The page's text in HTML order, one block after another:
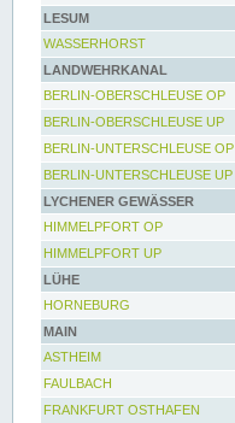
LESUM
WASSERHORST
LANDWEHRKANAL
BERLIN-OBERSCHLEUSE OP
BERLIN-OBERSCHLEUSE UP
BERLIN-UNTERSCHLEUSE OP
BERLIN-UNTERSCHLEUSE UP
LYCHENER GEWÄSSER
HIMMELPFORT OP
HIMMELPFORT UP
LÜHE
HORNEBURG
MAIN
ASTHEIM
FAULBACH
FRANKFURT OSTHAFEN